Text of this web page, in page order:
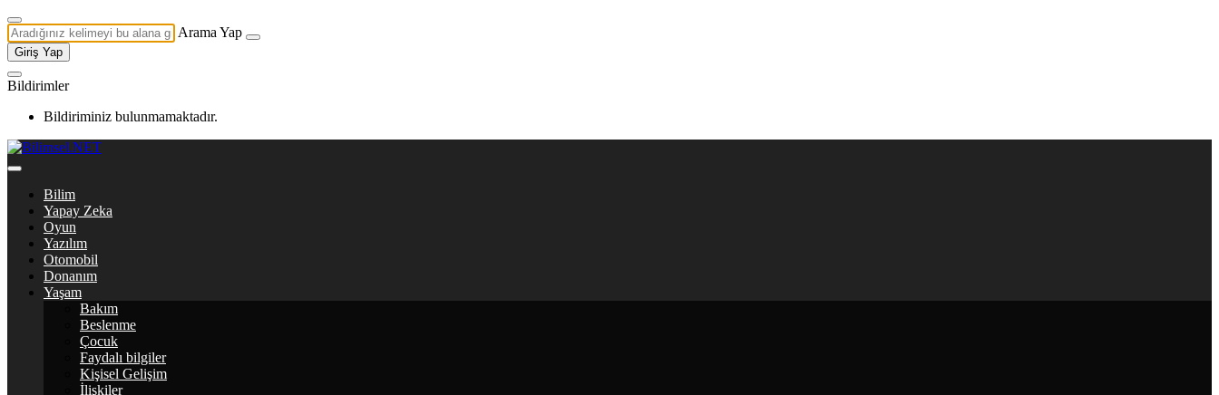
Arama Yap
Giriş Yap
Bildirimler
Bildiriminiz bulunmamaktadır.
Bilim
Yapay Zeka
Oyun
Yazılım
Otomobil
Donanım
Yaşam
Bakım
Beslenme
Çocuk
Faydalı bilgiler
Kişisel Gelişim
İlişkiler